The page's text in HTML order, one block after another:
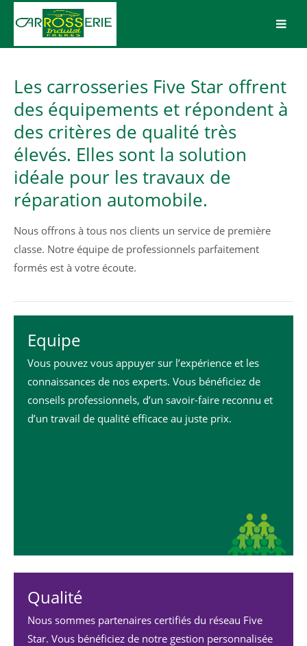
Login
Passwort
Anmelden
Register|Lost your password?
24h/ 365days
We offer support for our customers
+44 1234 567 890
Drop us a line
info@yourdomain.com
Les carrosseries Five Star offrent
des équipements et répondent à
des critères de qualité très
élevés. Elles sont la solution
idéale pour les travaux de
réparation automobile.
Nous offrons à tous nos clients un service de première
classe. Notre équipe de professionnels parfaitement
formés est à votre écoute.
Equipe
Vous pouvez vous appuyer sur l’expérience et les
connaissances de nos experts. Vous bénéficiez de
conseils professionnels, d’un savoir-faire reconnu et
d’un travail de qualité efficace au juste prix.
Qualité
Nous sommes partenaires certifiés du réseau Five
Star. Vous bénéficiez de notre gestion personnalisée